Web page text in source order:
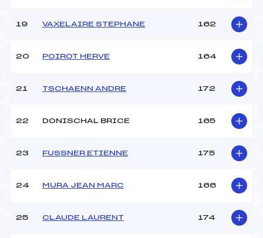
19 VAXELAIRE STEPHANE 162
20 POIROT HERVE 164
21 TSCHAENN ANDRE 172
22 DONISCHAL BRICE 165
23 FUSSNER ETIENNE 175
24 MURA JEAN MARC 166
25 CLAUDE LAURENT 174